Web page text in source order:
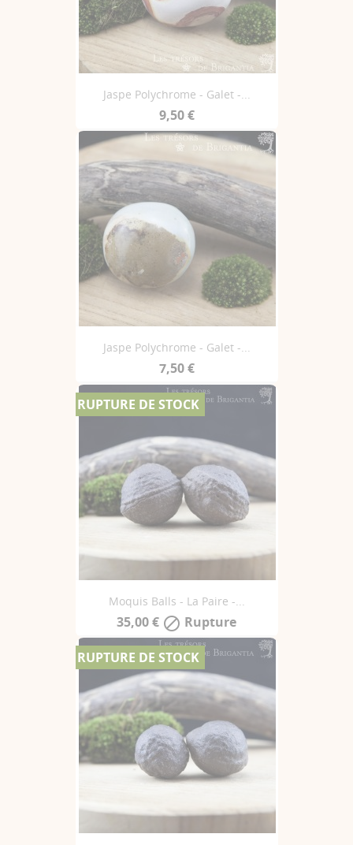
Jaspe Polychrome - Galet -...
9,50 €
Jaspe Polychrome - Galet -...
7,50 €
Moquis Balls - La Paire -...
35,00 €  Rupture
RUPTURE DE STOCK
RUPTURE DE STOCK